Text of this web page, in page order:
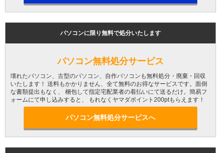
パソコンに限り無料で処分いたします
パソコン無料処分サービス
壊れたパソコン、古型のパソコン、自作パソコンも無料処分・廃棄・回収
いたします！ 送料もかかりません、全て無料のお得なサービスです。面倒
な書類提出もなく、 梱包して指定宅配業者の着払いにて送るだけ。簡易フ
ォームにて申し込みすると、 もれなくヤマダポイント200ptもらえます！
パソコン無料処分サービスへ